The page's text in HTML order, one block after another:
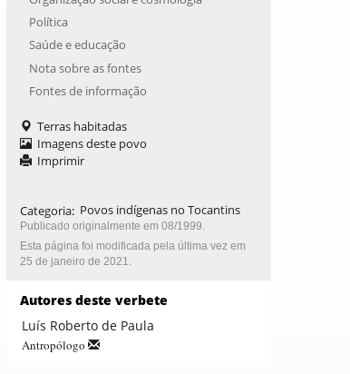
Política
Saúde e educação
Nota sobre as fontes
Fontes de informação
Terras habitadas
Imagens deste povo
Imprimir
Categoria: Povos indígenas no Tocantins
Publicado originalmente em 08/1999.
Esta página foi modificada pela última vez em
25 de janeiro de 2021.
Autores deste verbete
Luís Roberto de Paula
Antropólogo